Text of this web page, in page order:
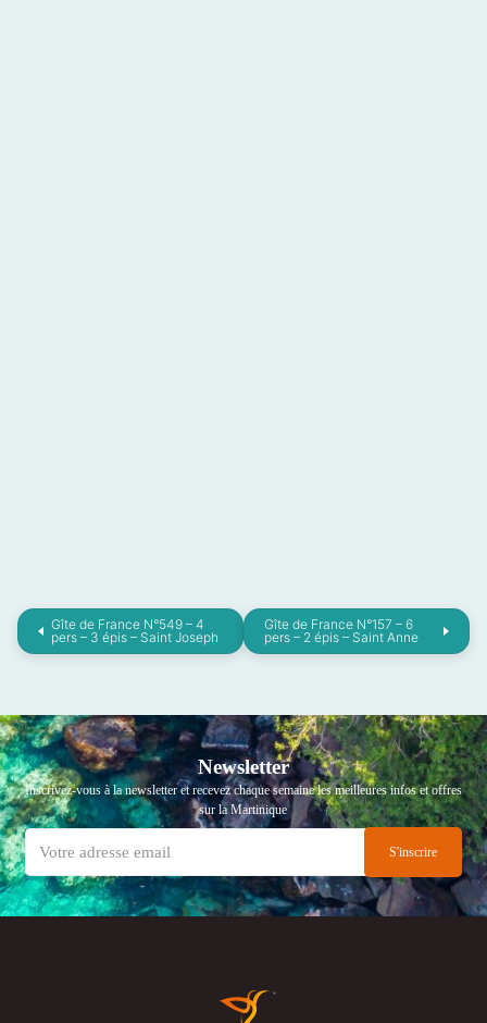
Gîte de France N°549 – 4
pers – 3 épis – Saint Joseph
Gîte de France N°157 – 6
pers – 2 épis – Saint Anne
Newsletter
Inscrivez-vous à la newsletter et recevez chaque semaine les meilleures infos et offres
sur la Martinique